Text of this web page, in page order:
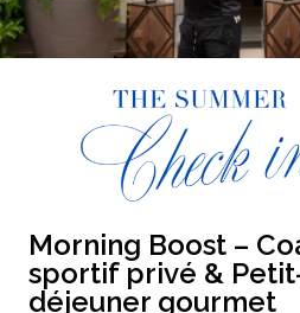
Morning Boost –
sportif privé &
déjeuner gourmet